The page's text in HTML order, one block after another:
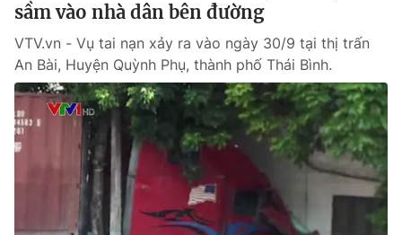
VTV9 VTV8
Liên hệ tòa soạn English
THỜI BÁO VTV
Theo dõi báo trên
sầm vào nhà dân bên đường
VTV.vn - Vụ tai nạn xảy ra vào ngày 30/9 tại thị trấn
An Bài, Huyện Quỳnh Phụ, thành phố Thái Bình.